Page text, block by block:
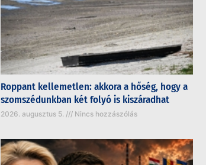
Roppant kellemetlen: akkora a hőség, hogy a
szomszédunkban két folyó is kiszáradhat
2026. augusztus 5. Nincs hozzászólás